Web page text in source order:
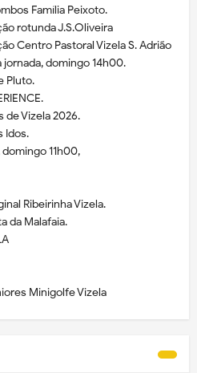
Família Peixoto.
rotunda J.S.Oliveira
Centro Pastoral Vizela S. Adrião
jornada, domingo 14h00.
Pluto.
de Vizela 2026.
Idos.
11h00,
Ribeirinha Vizela.
da Malafaia.
Minigolfe Vizela